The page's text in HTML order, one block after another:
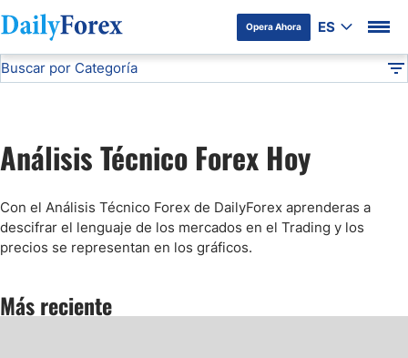
Opera Ahora ES
Divulgación del Anunciante
Buscar por Categoría
Análisis de Mercados Bursátiles
Análisis y Pronóstico del Café Hoy
Análisis Técnico Forex Hoy
Con el Análisis Técnico Forex de DailyForex aprenderas a
descifrar el lenguaje de los mercados en el Trading y los
precios se representan en los gráficos.
Más reciente